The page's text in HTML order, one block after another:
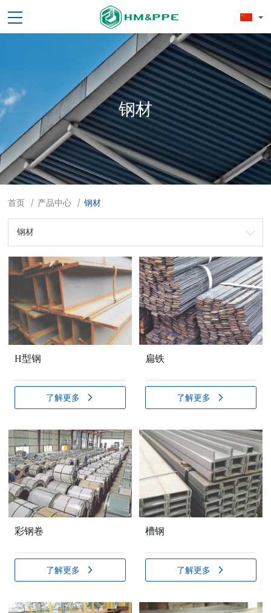
钢材
首页 / 产品中心 / 钢材
钢材
劳保用品
焊接配件、焊接易耗品
钢材
焊接材料
测量计量工具
切割器械及器材
紧固件
吊索具
H型钢
了解更多
扁铁
了解更多
彩钢卷
了解更多
槽钢
了解更多